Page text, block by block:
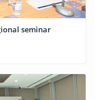
seminar